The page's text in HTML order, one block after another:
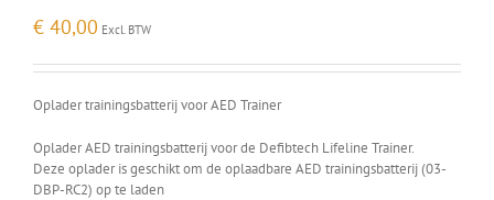
€ 40,00 Excl. BTW
Oplader trainingsbatterij voor AED Trainer
Oplader AED trainingsbatterij voor de Defibtech Lifeline Trainer.
Deze oplader is geschikt om de oplaadbare AED trainingsbatterij (03-
DBP-RC2) op te laden